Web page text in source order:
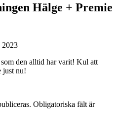
Hälge + Premie
2023
den alltid har varit! Kul att
just nu!
Obligatoriska fält är